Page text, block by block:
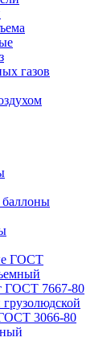
газов
баллоны
ГОСТ
ГОСТ 7667-80
3066-80